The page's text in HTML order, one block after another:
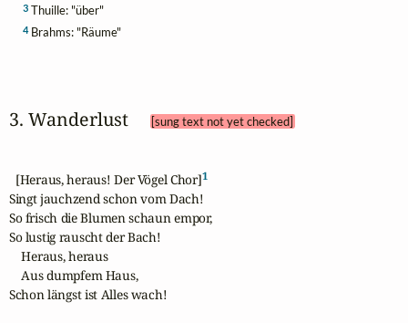
3Thuille: "über"
4Brahms: "Räume"
3. Wanderlust [sung text not yet checked]
  [Heraus, heraus! Der Vögel Chor]
1
Singt jauchzend schon vom Dach!
So frisch die Blumen schaun empor,
So lustig rauscht der Bach!
    Heraus, heraus
    Aus dumpfem Haus,
Schon längst ist Alles wach!